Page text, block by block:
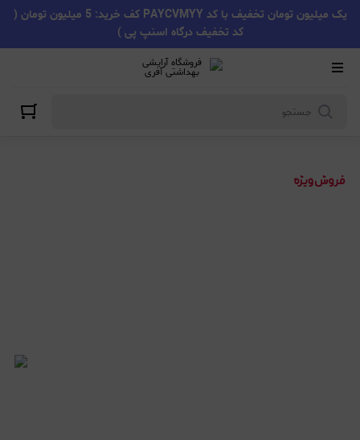
یک میلیون تومان تخفیف با کد PAYCVMYY کف خرید: 5 میلیون تومان (
کد تخفیف درگاه اسنپ پی )